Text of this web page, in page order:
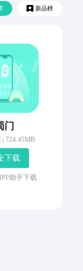
新品榜
门
724.45MB
下 载
P 助 手 下 载